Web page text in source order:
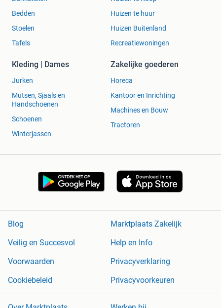
Bedden
Stoelen
Tafels
Huizen te huur
Huizen Buitenland
Recreatiewoningen
Kleding | Dames
Jurken
Mutsen, Sjaals en
Handschoenen
Schoenen
Winterjassen
Zakelijke goederen
Horeca
Kantoor en Inrichting
Machines en Bouw
Tractoren
Blog
Marktplaats Zakelijk
Veilig en Succesvol
Help en Info
Voorwaarden
Privacyverklaring
Cookiebeleid
Privacyvoorkeuren